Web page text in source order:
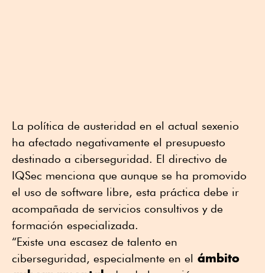
La política de austeridad en el actual sexenio
ha afectado negativamente el presupuesto
destinado a ciberseguridad. El directivo de
IQSec menciona que aunque se ha promovido
el uso de software libre, esta práctica debe ir
acompañada de servicios consultivos y de
formación especializada.
“Existe una escasez de talento en
ciberseguridad, especialmente en el ámbito